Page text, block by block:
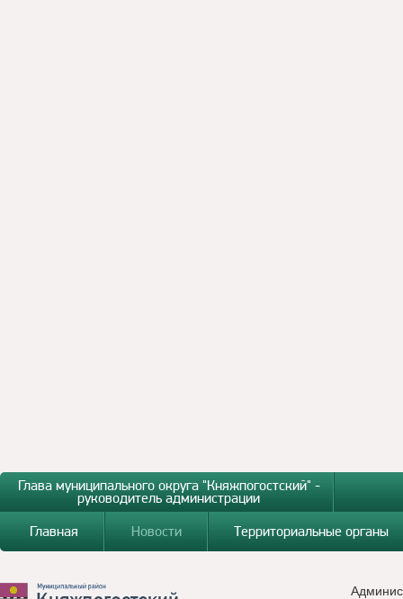
Глава муниципального округа "Княжпогостский" -
руководитель администрации
Главная
Новости Территориальные органы